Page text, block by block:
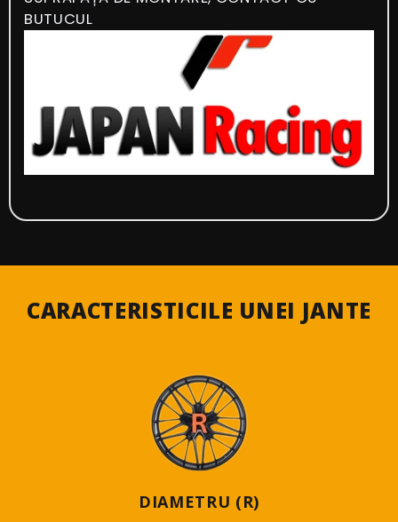
BUTUCUL
CARACTERISTICILE UNEI JANTE
DIAMETRU (R)